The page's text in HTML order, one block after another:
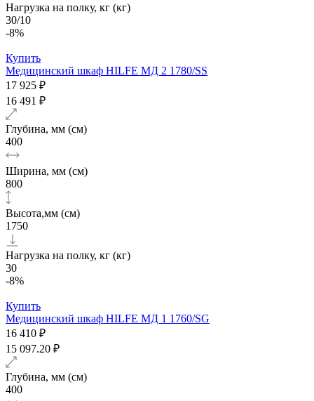
Нагрузка на полку, кг (кг)
30/10
-8%
Купить
Медицинский шкаф HILFE МД 2 1780/SS
17 925 ₽
16 491 ₽
Глубина, мм (см)
400
Ширина, мм (см)
800
Высота,мм (см)
1750
Нагрузка на полку, кг (кг)
30
-8%
Купить
Медицинский шкаф HILFE МД 1 1760/SG
16 410 ₽
15 097.20 ₽
Глубина, мм (см)
400